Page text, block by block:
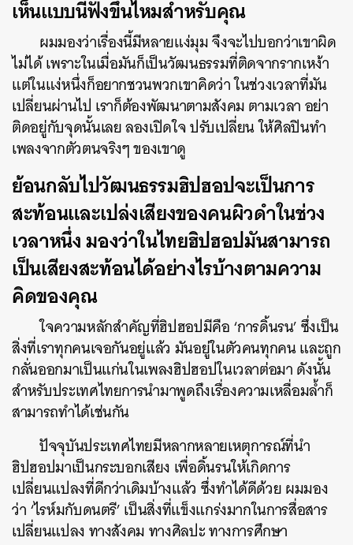
เห็นแบบนี้ฟังขึ้นไหมสำหรับคุณ
ผมมองว่าเรื่องนี้มีหลายแง่มุม จึงจะไปบอกว่าเขาผิด
ไม่ได้ เพราะในเมื่อมันก็เป็นวัฒนธรรมที่ติดจากรากเหง้า
แต่ในแง่หนึ่งก็อยากชวนพวกเขาคิดว่า ในช่วงเวลาที่มัน
เปลี่ยนผ่านไป เราก็ต้องพัฒนาตามสังคม ตามเวลา อย่า
ติดอยู่กับจุดนั้นเลย ลองเปิดใจ ปรับเปลี่ยน ให้ศิลปินทำ
เพลงจากตัวตนจริงๆ ของเขาดู
ย้อนกลับไปวัฒนธรรมฮิปฮอปจะเป็นการ
สะท้อนและเปล่งเสียงของคนผิวดำในช่วง
เวลาหนึ่ง มองว่าในไทยฮิปฮอปมันสามารถ
เป็นเสียงสะท้อนได้อย่างไรบ้างตามความ
คิดของคุณ
ใจความหลักสำคัญที่ฮิปฮอปมีคือ ‘การดิ้นรน’ ซึ่งเป็น
สิ่งที่เราทุกคนเจอกันอยู่แล้ว มันอยู่ในตัวคนทุกคน และถูก
กลั่นออกมาเป็นแก่นในเพลงฮิปฮอปในเวลาต่อมา ดังนั้น
สำหรับประเทศไทยการนำมาพูดถึงเรื่องความเหลื่อมล้ำก็
สามารถทำได้เช่นกัน
ปัจจุบันประเทศไทยมีหลากหลายเหตุการณ์ที่นำ
ฮิปฮอปมาเป็นกระบอกเสียง เพื่อดิ้นรนให้เกิดการ
เปลี่ยนแปลงที่ดีกว่าเดิมบ้างแล้ว ซึ่งทำได้ดีด้วย ผมมอง
ว่า ‘ไรห์มกับดนตรี’ เป็นสิ่งที่แข็งแกร่งมากในการสื่อสาร
เปลี่ยนแปลง ทางสังคม ทางศิลปะ ทางการศึกษา